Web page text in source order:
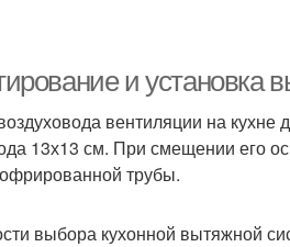
и установка
вентиляции на
13х13 см. При смещении его
трубы.
выбора кухонной вытяжной